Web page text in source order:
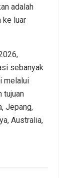
adalah
ke luar
sebanyak
melalui
tujuan
Jepang,
Australia,